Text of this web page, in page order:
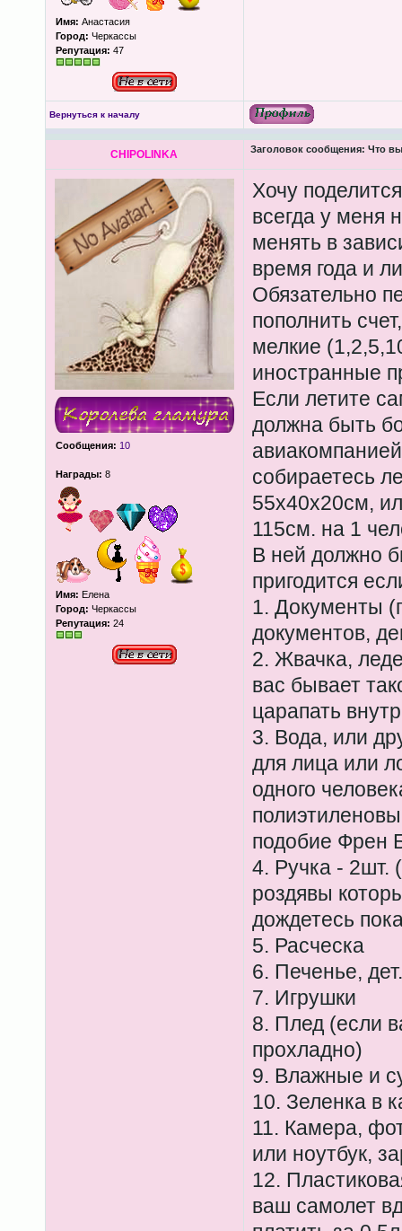
Имя: Анастасия
Город: Черкассы
Репутация: 47
Вернуться к началу
CHIPOLINKA Заголовок сообщения: Что
Сообщения: 10
Награды: 8
Имя: Елена
Город: Черкассы
Репутация: 24
Хочу
всегда у меня
менять в
время года и
Обязательно
пополнить
мелкие
иностранные
Если летите
должна быть
собираетесь
55х40х20см,
115см. на 1
В ней должно
пригодится
1. Документы
документов,
2. Жвачка,
вас бывает
царапать
3. Вода, или
для лица или
одного
подобие Френ
4. Ручка - 2шт.
роздявы
дождетесь
5. Расческа
6. Печенье,
7. Игрушки
8. Плед (если
прохладно)
9. Влажные и
10. Зеленка в
11. Камера,
или ноутбук,
12.
ваш самолет